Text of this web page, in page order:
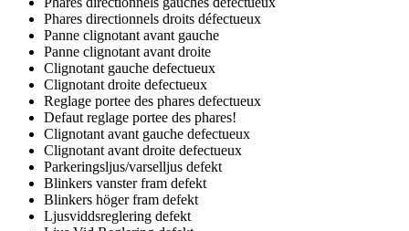
Phares directionnels droits défectueux
Panne clignotant avant gauche
Panne clignotant avant droite
Clignotant gauche defectueux
Clignotant droite defectueux
Reglage portee des phares defectueux
Defaut reglage portee des phares!
Clignotant avant gauche defectueux
Clignotant avant droite defectueux
Parkeringsljus/varselljus defekt
Blinkers vanster fram defekt
Blinkers höger fram defekt
Ljusviddsreglering defekt